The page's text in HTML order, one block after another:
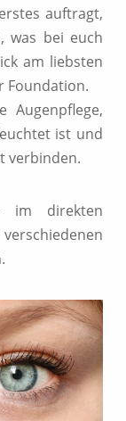
auftragt,
was bei euch
am liebsten
Foundation.
ist und
verbinden.
im direkten